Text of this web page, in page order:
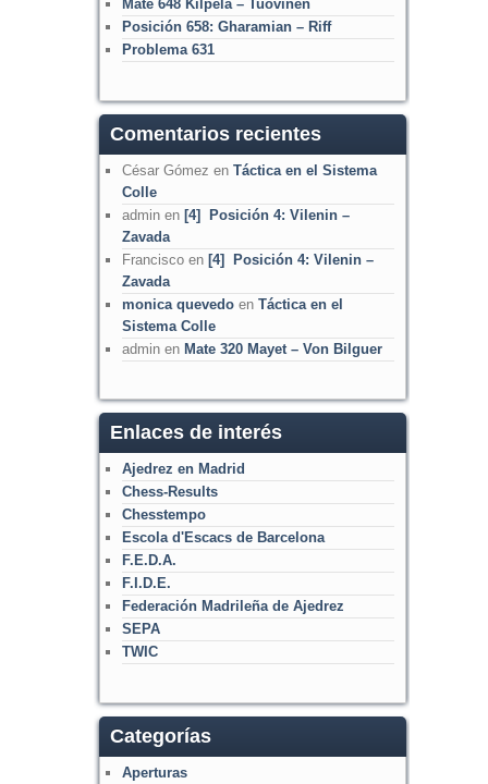
Mate 648 Kilpela – Tuovinen
Posición 658: Gharamian – Riff
Problema 631
Comentarios recientes
César Gómez en Táctica en el Sistema
Colle
adminen [4] Posición 4: Vilenin –
Zavada
Franciscoen [4] Posición 4: Vilenin –
Zavada
monica quevedoen Táctica en el
Sistema Colle
adminen Mate 320 Mayet – Von Bilguer
Enlaces de interés
Ajedrez en Madrid
Chess-Results
Chesstempo
Escola d'Escacs de Barcelona
F.E.D.A.
F.I.D.E.
Federación Madrileña de Ajedrez
SEPA
TWIC
Categorías
Aperturas